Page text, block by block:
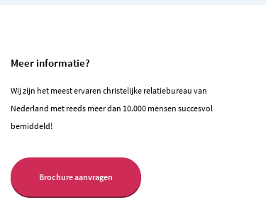
Meer informatie?
Wij zijn het meest ervaren christelijke relatiebureau van
Nederland met reeds meer dan 10.000 mensen succesvol
bemiddeld!
Brochure aanvragen